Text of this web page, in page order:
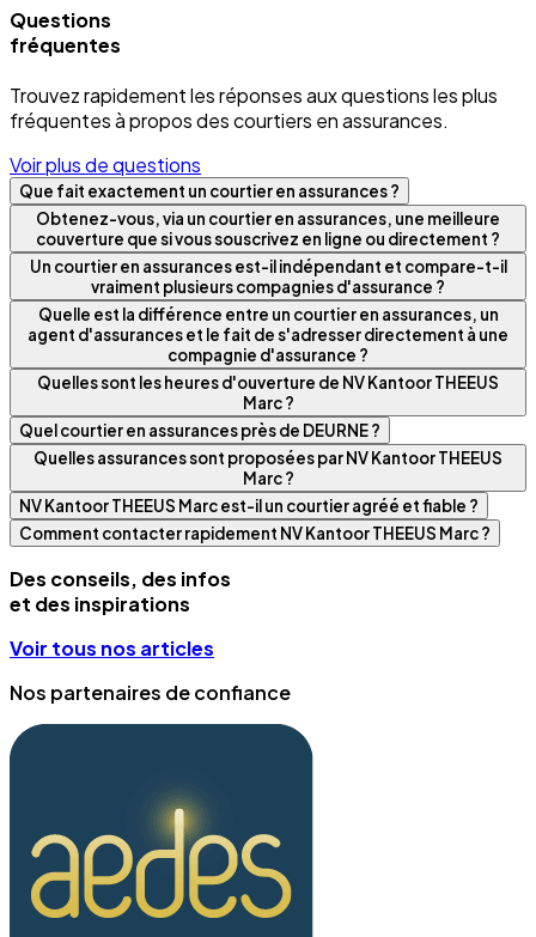
Questions
fréquentes
Trouvez rapidement les réponses aux questions les plus
fréquentes à propos des courtiers en assurances.
Voir plus de questions
Que fait exactement un courtier en assurances ?
Obtenez-vous, via un courtier en assurances, une meilleure
couverture que si vous souscrivez en ligne ou directement ?
Un courtier en assurances est-il indépendant et compare-t-il
vraiment plusieurs compagnies d'assurance ?
Quelle est la différence entre un courtier en assurances, un
agent d'assurances et le fait de s'adresser directement à une
compagnie d'assurance ?
Quelles sont les heures d'ouverture de NV Kantoor THEEUS
Marc ?
Quel courtier en assurances près de DEURNE ?
Quelles assurances sont proposées par NV Kantoor THEEUS
Marc ?
NV Kantoor THEEUS Marc est-il un courtier agréé et fiable ?
Comment contacter rapidement NV Kantoor THEEUS Marc ?
Des conseils, des infos
et des inspirations
Voir tous nos articles
Nos partenaires de confiance